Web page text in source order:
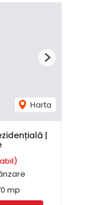
Harta
Next
|
mp